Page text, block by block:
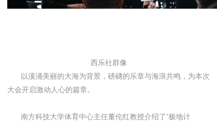
西乐社群像
以溪涌美丽的大海为背景，磅礴的乐章与海浪共鸣，为本次
大会开启激动人心的篇章。
南方科技大学体育中心主任董伦红教授介绍了“极地计